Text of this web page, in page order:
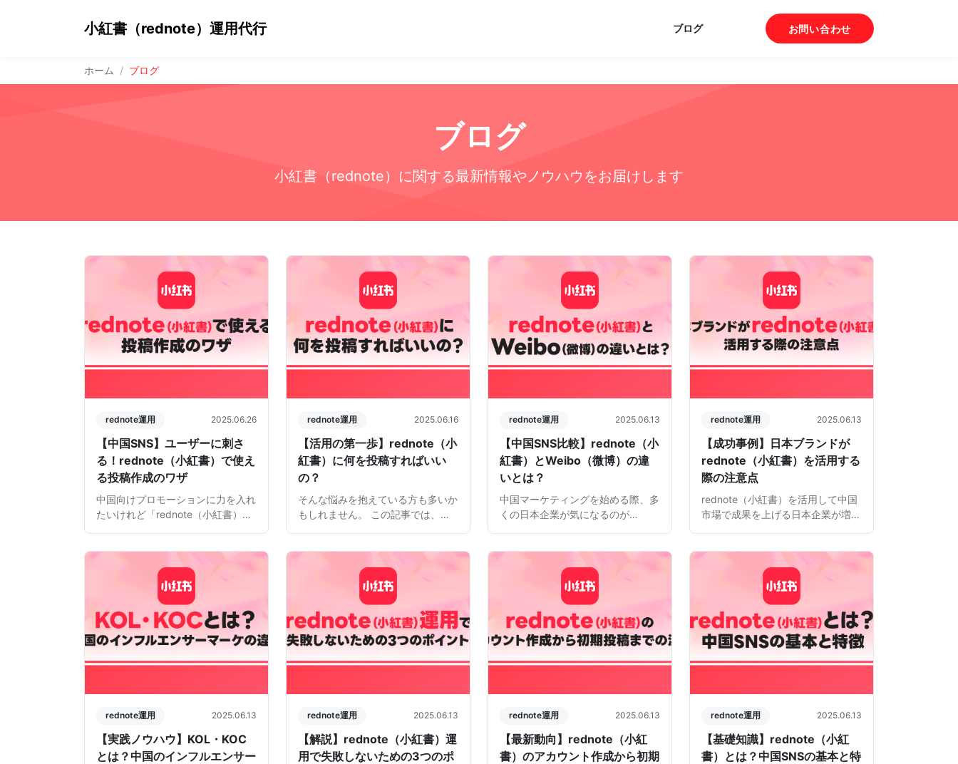
小紅書（rednote）運用代行 ブログ お問い合わせ
ホーム ブログ
ブログ
小紅書（rednote）に関する最新情報やノウハウをお届けします
rednote運用 2025.06.26
【中国SNS】ユーザーに刺さ
る！rednote（小紅書）で使え
る投稿作成のワザ
中国向けプロモーションに力を入れ
たいけれど「rednote（小紅書）っ
中国のZ世代に支持されるrednote
は、単なる広告ではなく、“共
感”や“体験”が伝 […]
rednote運用 2025.06.16
【活用の第一歩】rednote（小
紅書）に何を投稿すればいい
の？
そんな悩みを抱えている方も多いか
もしれません。 この記事では、
ネタを紹介します。ユーザーに届
く“伝え方”を理解し、rednote運用
の第一歩を踏み出 […]
rednote運用 2025.06.13
【中国SNS比較】rednote（小
紅書）とWeibo（微博）の違
いとは？
中国マーケティングを始める際、多
くの日本企業が気になるのが
ば中国の顧客に届くの？」という点
です。どちらも中国国内で広く使わ
れている人気プラットフ […]
rednote運用 2025.06.13
【成功事例】日本ブランドが
rednote（小紅書）を活用する
際の注意点
rednote（小紅書）を活用して中国
市場で成果を上げる日本企業が増え
に、なぜ自社だけ成果が出ないの
か…」と悩むケースも少なくありま
せん。 せっかく魅力的な商 […]
rednote運用 2025.06.13
【実践ノウハウ】KOL・KOC
とは？中国のインフルエンサー
rednote運用 2025.06.13
【解説】rednote（小紅書）運
用で失敗しないための3つのポ
rednote運用 2025.06.13
【最新動向】rednote（小紅
書）のアカウント作成から初期
rednote運用 2025.06.13
【基礎知識】rednote（小紅
書）とは？中国SNSの基本と特